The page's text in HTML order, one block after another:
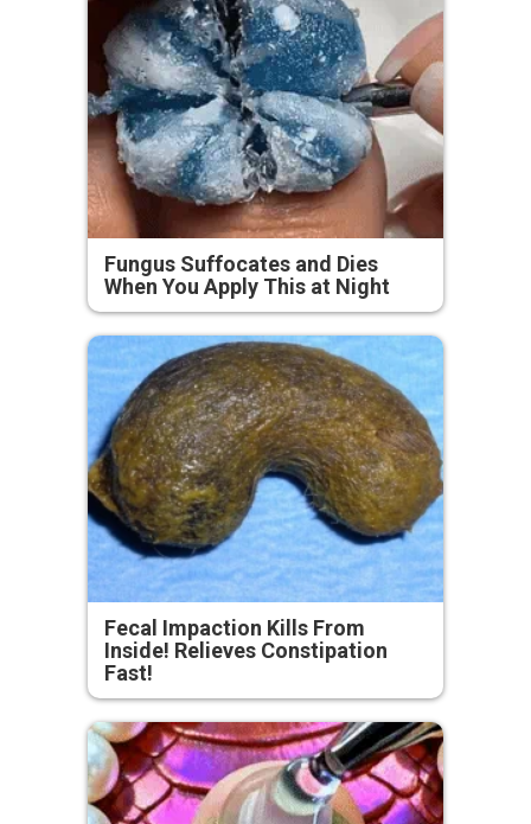
Fungus Suffocates and Dies
When You Apply This at Night
Fecal Impaction Kills From
Inside! Relieves Constipation
Fast!